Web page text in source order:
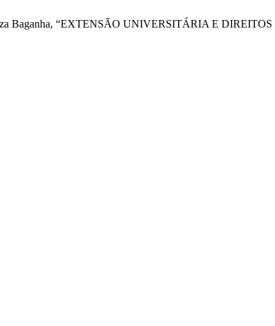
Baganha, “EXTENSÃO UNIVERSITÁRIA E